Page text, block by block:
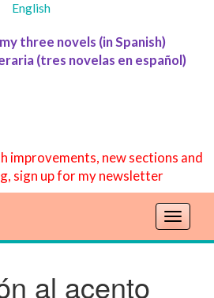
English
three novels (in Spanish)
(tres novelas en español)
improvements, new sections and
sign up for my newsletter
T
al acento